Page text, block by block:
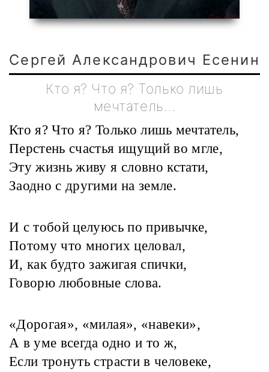
Сергей Александрович Есенин
Кто я? Что я? Только лишь
мечтатель…
Кто я? Что я? Только лишь мечтатель,
Перстень счастья ищущий во мгле,
Эту жизнь живу я словно кстати,
Заодно с другими на земле.
И с тобой целуюсь по привычке,
Потому что многих целовал,
И, как будто зажигая спички,
Говорю любовные слова.
«Дорогая», «милая», «навеки»,
А в уме всегда одно и то ж,
Если тронуть страсти в человеке,